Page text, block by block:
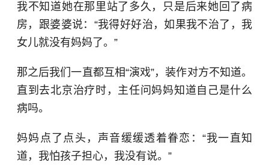
我不知道她在那里站了多久，只是后来她回了病
房，跟婆婆说：“我得好好治，如果我不治了，我
女儿就没有妈妈了。”
那之后我们一直都互相“演戏”，装作对方不知道。
直到去北京治疗时，主任问妈妈知道自己是什么
病吗。
妈妈点了点头，声音缓缓透着眷恋：“我一直知
道，我怕孩子担心，我没有说。”